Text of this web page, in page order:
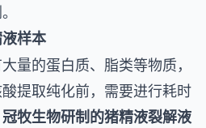
样本
量的蛋白质、脂类等物质，
提取纯化前，需要进行耗时
冠牧生物研制的猪精液裂解液